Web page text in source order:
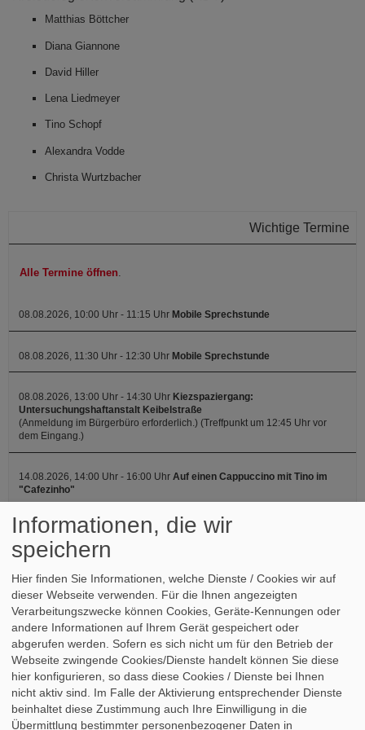
Matthias Böttcher
Diana Giannone
David Hiller
Lena Liedmeyer
Tino Schopf
Alexandra Vodde
Christa Wurtzbacher
Wichtige Termine
Alle Termine öffnen
08.08.2026, 10:00 Uhr - 11:15 Uhr Mobile Sprechstunde
08.08.2026, 11:30 Uhr - 12:30 Uhr Mobile Sprechstunde
08.08.2026, 13:00 Uhr - 14:30 Uhr Kiezspaziergang:
Untersuchungshaftanstalt Keibelstraße
(Anmeldung im Bürgerbüro erforderlich.) (Treffpunkt um 12:45 Uhr vor
dem Eingang.)
14.08.2026, 14:00 Uhr - 16:00 Uhr Auf einen Cappuccino mit Tino im
"Cafezinho"
15.08.2026, 10:00 Uhr - 12:00 UhrMobile Sprechstunde
Mandatsträger
Für Sie im Berliner Abgeordnetenhaus
Tino Schopf
Für Sie im Europaparlament
Gaby Bischoff, MdEP
Informationen, die wir
speichern
Hier finden Sie Informationen, welche Dienste / Cookies wir auf
dieser Webseite verwenden. Für die Ihnen angezeigten
Verarbeitungszwecke können Cookies, Geräte-Kennungen oder
andere Informationen auf Ihrem Gerät gespeichert oder
abgerufen werden. Sofern es sich nicht um für den Betrieb der
Webseite zwingende Cookies/Dienste handelt können Sie diese
hier konfigurieren, so dass diese Cookies / Dienste bei Ihnen
nicht aktiv sind. Im Falle der Aktivierung entsprechender Dienste
beinhaltet diese Zustimmung auch Ihre Einwilligung in die
Übermittlung bestimmter personenbezogener Daten in